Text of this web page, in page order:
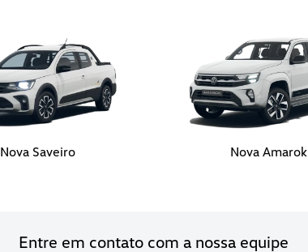
Nova Saveiro Nova Amarok
Entre em contato com a nossa equipe